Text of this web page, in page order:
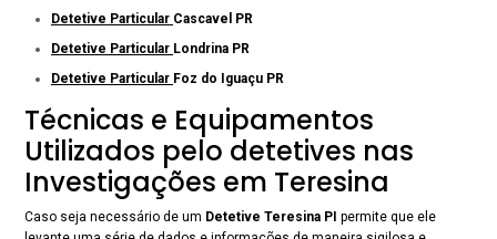
Detetive Particular Cascavel PR
Detetive Particular Londrina PR
Detetive Particular Foz do Iguaçu PR
Técnicas e Equipamentos
Utilizados pelo detetives nas
Investigações em Teresina
Caso seja necessário de um Detetive Teresina PI permite que ele